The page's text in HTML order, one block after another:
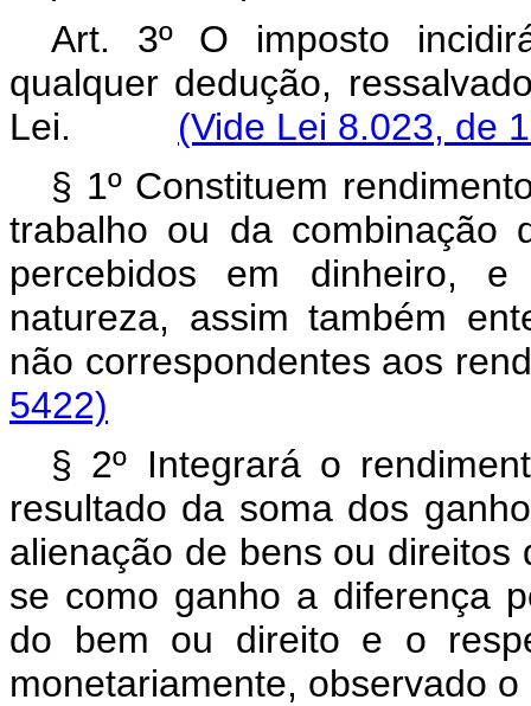
Art. 3º O imposto
qualquer dedução,
Lei. (Vide Lei 8.023, de
§ 1º Constituem
trabalho ou da combinação
percebidos em dinheiro,
natureza, assim também
não correspondentes aos
5422)
§ 2º Integrará o
resultado da soma dos
alienação de bens ou
se como ganho a diferença
do bem ou direito e o
monetariamente, observado